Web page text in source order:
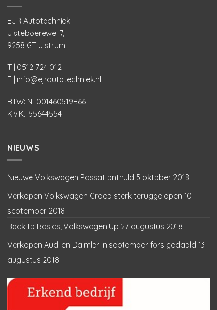
EJR Autotechniek
Jisteboerewei 7,
9258 GT Jistrum
T | 0512 724 012
E | info@ejrautotechniek.nl
BTW: NL001460519B66
K.v.K.: 55644554
NIEUWS
Nieuwe Volkswagen Passat onthuld 5 oktober 2018
Verkopen Volkswagen Groep sterk teruggelopen 10
september 2018
Back to Basics; Volkswagen Up 27 augustus 2018
Verkopen Audi en Daimler in september fors gedaald 13
augustus 2018